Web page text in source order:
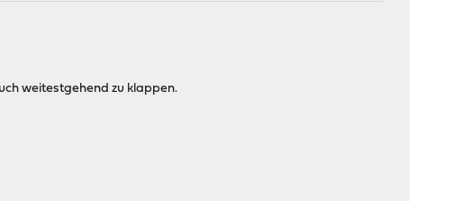
weitestgehend zu klappen.